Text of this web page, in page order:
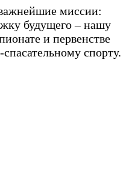
миссии:
будущего – нашу
и первенстве
спорту.